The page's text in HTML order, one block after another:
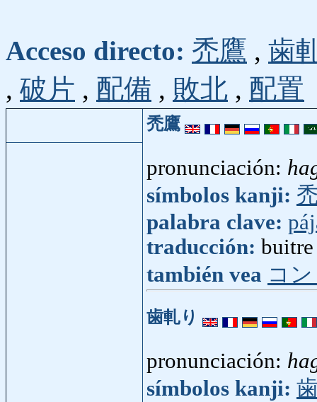
Acceso directo: 禿鷹 , 歯
, 破片 , 配備 , 敗北 , 配置
禿鷹
pronunciación:
símbolos kanji:
palabra clave:
traducción: buitre
también vea コ
歯軋り
pronunciación:
símbolos kanji: